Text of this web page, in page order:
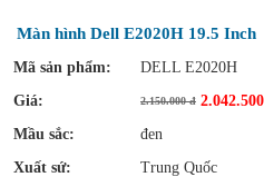
Màn hình Dell E2020H 19.5 Inch
Mã sản phẩm:
DELL E2020H
Giá:
2.150.000 đ
Mầu sắc:
đen
Xuất sứ:
Trung Quốc